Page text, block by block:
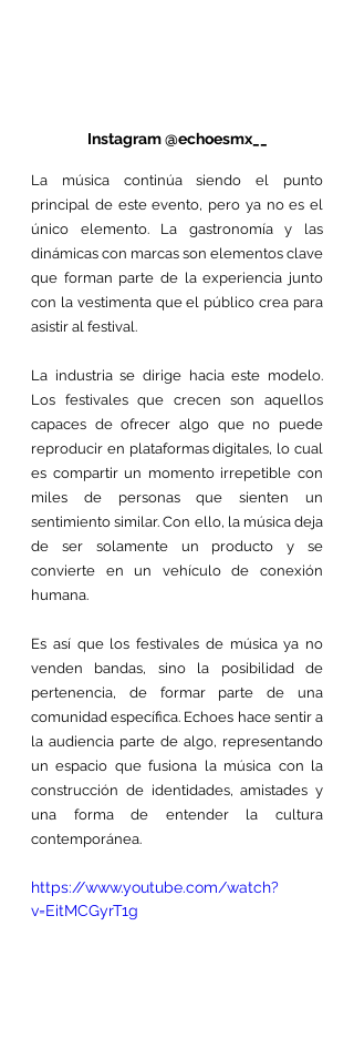
Instagram @echoesmx__
La música continúa siendo el punto
principal de este evento, pero ya no es el
único elemento. La gastronomía y las
dinámicas con marcas son elementos clave
que forman parte de la experiencia junto
con la vestimenta que el público crea para
asistir al festival.
La industria se dirige hacia este modelo.
Los festivales que crecen son aquellos
capaces de ofrecer algo que no puede
reproducir en plataformas digitales, lo cual
es compartir un momento irrepetible con
miles de personas que sienten un
sentimiento similar. Con ello, la música deja
de ser solamente un producto y se
convierte en un vehículo de conexión
humana.
Es así que los festivales de música ya no
venden bandas, sino la posibilidad de
pertenencia, de formar parte de una
comunidad específica. Echoes hace sentir a
la audiencia parte de algo, representando
un espacio que fusiona la música con la
construcción de identidades, amistades y
una forma de entender la cultura
contemporánea.
https://www.youtube.com/watch?
v=EitMCGyrT1g